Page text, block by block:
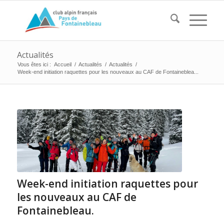
Actualités
Vous êtes ici : Accueil / Actualités / Actualités /
Week-end initiation raquettes pour les nouveaux au CAF de Fontaineblea...
Week-end initiation raquettes pour
les nouveaux au CAF de
Fontainebleau.